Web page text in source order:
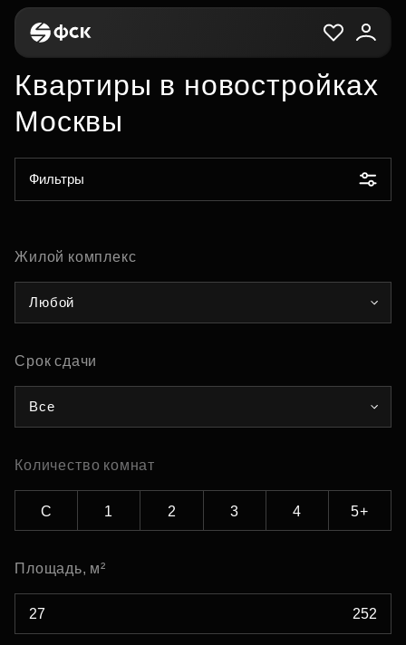
Квартиры в новостройках
Москвы
Фильтры
Жилой комплекс
Любой
Срок сдачи
Все
Количество комнат
С 1 2 3 4 5+
Площадь, м²